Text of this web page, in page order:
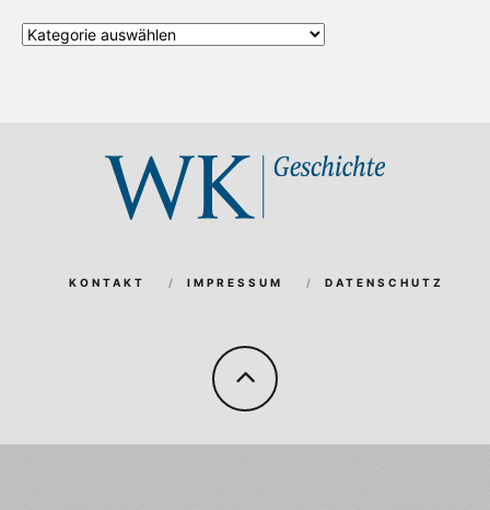
Alle
KONTAKT IMPRESSUM DATENSCHUTZ